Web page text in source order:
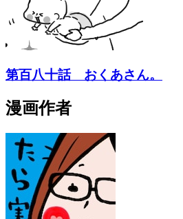
第百八十話 おくあさん。
漫画作者